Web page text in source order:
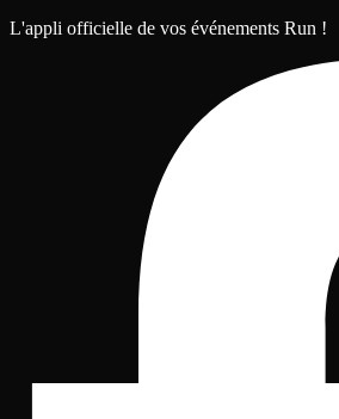
L'appli officielle de vos événements Run !